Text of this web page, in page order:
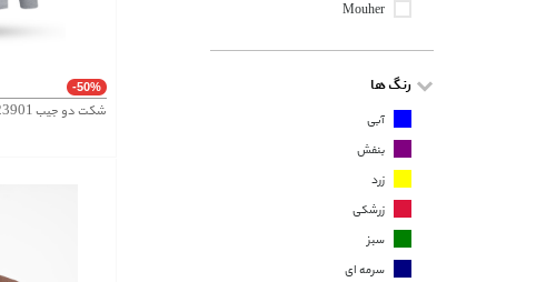
-50%
شکت دو جیب 2523901
Mouher
رنگ ها
آبی
بنفش
زرد
زرشکی
سبز
سرمه ای